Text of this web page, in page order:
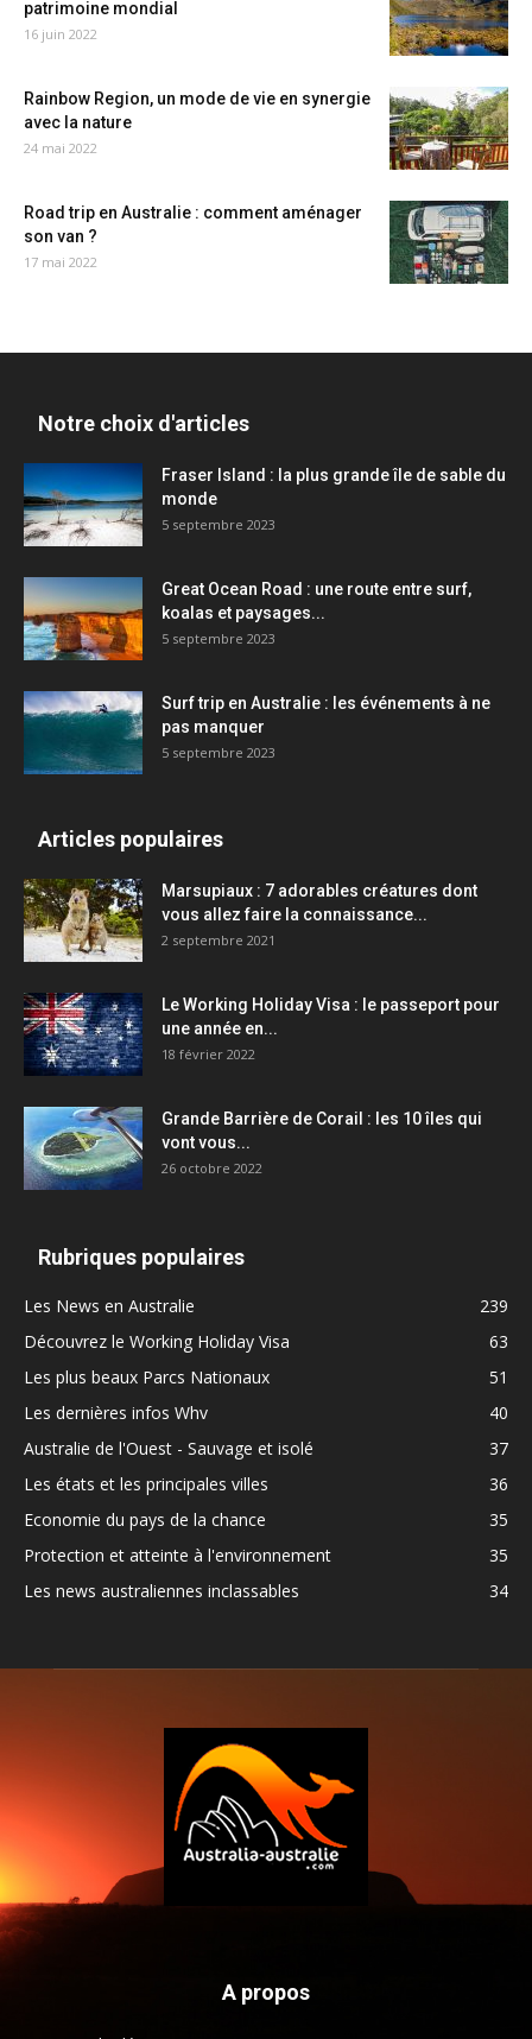
patrimoine mondial
16 juin 2022
Rainbow Region, un mode de vie en synergie
avec la nature
24 mai 2022
Road trip en Australie : comment aménager
son van ?
17 mai 2022
Notre choix d'articles
Fraser Island : la plus grande île de sable du
monde
5 septembre 2023
Great Ocean Road : une route entre surf,
koalas et paysages...
5 septembre 2023
Surf trip en Australie : les événements à ne
pas manquer
5 septembre 2023
Articles populaires
Marsupiaux : 7 adorables créatures dont
vous allez faire la connaissance...
2 septembre 2021
Le Working Holiday Visa : le passeport pour
une année en...
18 février 2022
Grande Barrière de Corail : les 10 îles qui
vont vous...
26 octobre 2022
Rubriques populaires
Les News en Australie
239
Découvrez le Working Holiday Visa
63
Les plus beaux Parcs Nationaux
51
Les dernières infos Whv
40
Australie de l'Ouest - Sauvage et isolé
37
Les états et les principales villes
36
Economie du pays de la chance
35
Protection et atteinte à l'environnement
35
Les news australiennes inclassables
34
A propos